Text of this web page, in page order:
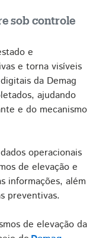
sob controle
e
e torna visíveis
da Demag
ajudando
e do mecanismo
operacionais
de elevação e
informações, além
preventivas.
de elevação da